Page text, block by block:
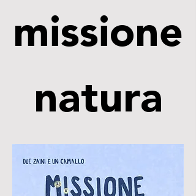
missione
natura